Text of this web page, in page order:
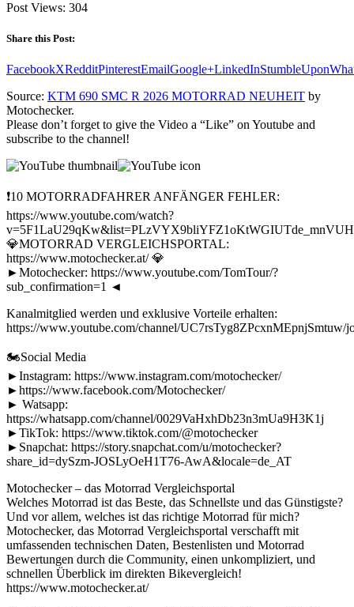
Post Views: 304
Share this Post:
FacebookXRedditPinterestEmailGoogle+LinkedInStumbleUpon
Source: KTM 690 SMC R 2026 MOTORRAD NEUHEIT by
Motochecker.
Please don’t forget to give the Video a “Like” on Youtube and
subscribe to the channel!
❗10 MOTORRADFAHRER ANFÄNGER FEHLER:
https://www.youtube.com/watch?
💎MOTORRAD VERGLEICHSPORTAL:
https://www.motochecker.at/ 💎
►Motochecker: https://www.youtube.com/TomTour/?
sub_confirmation=1 ◄
Kanalmitglied werden und exklusive Vorteile erhalten:
https://www.youtube.com/channel/UC7rsTyg8ZPcxnMEpnjSmtuw/
🏍Social Media
►Instagram: https://www.instagram.com/motochecker/
►https://www.facebook.com/Motochecker/
► Watsapp:
https://whatsapp.com/channel/0029VaHxhDb23n3mUa9H3K1j
►TikTok: https://www.tiktok.com/@motochecker
►Snapchat: https://story.snapchat.com/u/motochecker?
share_id=dySzm-JOSLyOeH1T76-AwA&locale=de_AT
Motochecker – das Motorrad Vergleichsportal
Welches Motorrad ist das Beste, das Schnellste und das Günstigste?
Und vor allem, welches ist das richtige Motorrad für mich?
Motochecker, das Motorrad Vergleichsportal verschafft mit
umfassenden technischen Daten, Bestenlisten und Motorrad
Bewertungen durch die Community, einen unkompliziert, und
schnellen Überblick im direkten Bikevergleich!
https://www.motochecker.at/